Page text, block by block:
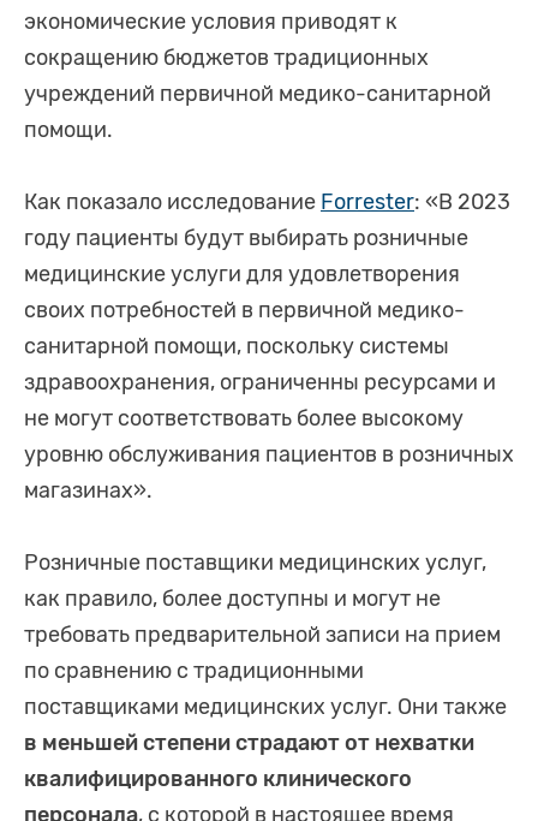
экономические условия приводят к
сокращению бюджетов традиционных
учреждений первичной медико-санитарной
помощи.
Как показало исследование Forrester: «В 2023
году пациенты будут выбирать розничные
медицинские услуги для удовлетворения
своих потребностей в первичной медико-
санитарной помощи, поскольку системы
здравоохранения, ограниченны ресурсами и
не могут соответствовать более высокому
уровню обслуживания пациентов в розничных
магазинах».
Розничные поставщики медицинских услуг,
как правило, более доступны и могут не
требовать предварительной записи на прием
по сравнению с традиционными
поставщиками медицинских услуг. Они также
в меньшей степени страдают от нехватки
квалифицированного клинического
персонала, с которой в настоящее время